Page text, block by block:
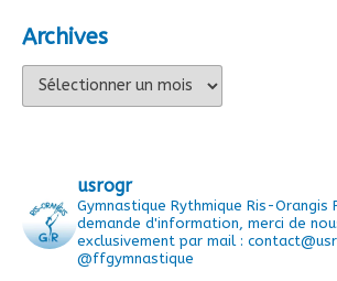
Archives
Archives
usrogr
Gymnastique Rythmique Ris-Orangis
demande d'information, merci de
exclusivement par mail :
@ffgymnastique